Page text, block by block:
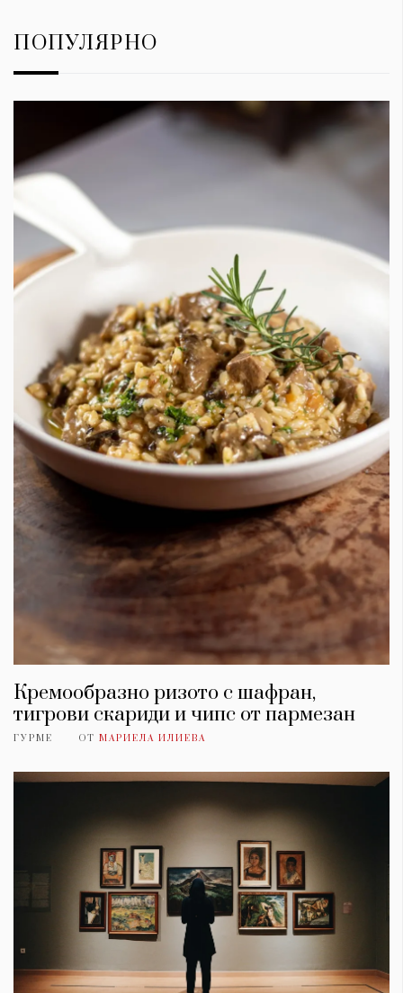
ПОПУЛЯРНО
Кремообразно ризото с шафран,
тигрови скариди и чипс от пармезан
ГУРМЕ ОТ МАРИЕЛА ИЛИЕВА